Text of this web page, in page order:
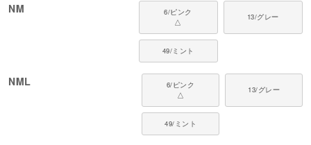
Q. 犬にも紫外線対策が必要ですか？
A. はい。犬の皮膚、特に被毛が少ない部分や色素が薄いピンクの皮膚は、紫
外線のダメージを受けやすいです。長時間の日光浴や夏の強い日差しの中の
お散歩は、日焼けや皮膚ダメージの原因になることがあります。UVカット素
材のウエアで皮膚を保護することが効果的です。
NM
6/ピンク
△
13/グレー
49/ミント
NML
6/ピンク
△
13/グレー
49/ミント